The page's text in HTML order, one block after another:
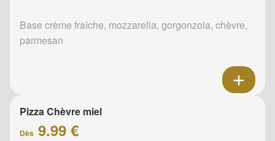
Base crème fraîche, mozzarella, gorgonzola, chèvre,
parmesan
Pizza Chèvre miel
Dès 9.99 €